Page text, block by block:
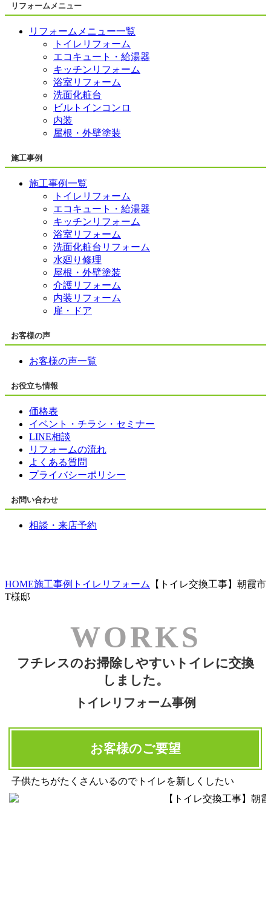
リフォームメニュー
リフォームメニュー一覧
トイレリフォーム
エコキュート・給湯器
キッチンリフォーム
浴室リフォーム
洗面化粧台
ビルトインコンロ
内装
屋根・外壁塗装
施工事例
施工事例一覧
トイレリフォーム
エコキュート・給湯器
キッチンリフォーム
浴室リフォーム
洗面化粧台リフォーム
水廻り修理
屋根・外壁塗装
介護リフォーム
内装リフォーム
扉・ドア
お客様の声
お客様の声一覧
お役立ち情報
価格表
イベント・チラシ・セミナー
LINE相談
リフォームの流れ
よくある質問
プライバシーポリシー
お問い合わせ
相談・来店予約
HOME施工事例 トイレリフォーム
【トイレ交換工事】朝霞市
T様邸
フチレスのお掃除しやすいトイレに交換
しました。
トイレリフォーム事例
お客様のご要望
子供たちがたくさんいるのでトイレを新しくしたい